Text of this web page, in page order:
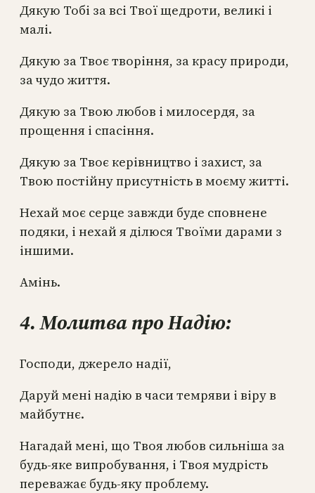
Дякую Тобі за всі Твої щедроти, великі і
малі.
Дякую за Твоє творіння, за красу природи,
за чудо життя.
Дякую за Твою любов і милосердя, за
прощення і спасіння.
Дякую за Твоє керівництво і захист, за
Твою постійну присутність в моєму житті.
Нехай моє серце завжди буде сповнене
подяки, і нехай я ділюся Твоїми дарами з
іншими.
Амінь.
4. Молитва про Надію:
Господи, джерело надії,
Даруй мені надію в часи темряви і віру в
майбутнє.
Нагадай мені, що Твоя любов сильніша за
будь-яке випробування, і Твоя мудрість
переважає будь-яку проблему.